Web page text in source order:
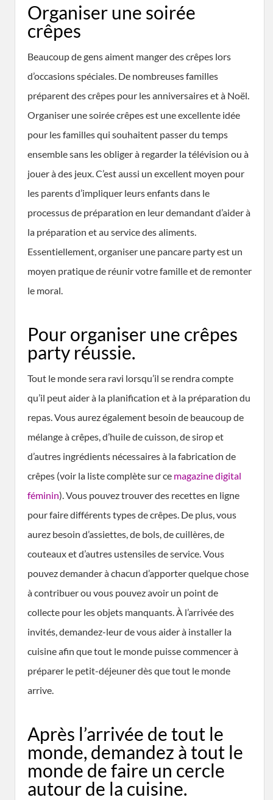
Organiser une soirée
crêpes
Beaucoup de gens aiment manger des crêpes lors
d’occasions spéciales. De nombreuses familles
préparent des crêpes pour les anniversaires et à Noël.
Organiser une soirée crêpes est une excellente idée
pour les familles qui souhaitent passer du temps
ensemble sans les obliger à regarder la télévision ou à
jouer à des jeux. C’est aussi un excellent moyen pour
les parents d’impliquer leurs enfants dans le
processus de préparation en leur demandant d’aider à
la préparation et au service des aliments.
Essentiellement, organiser une pancare party est un
moyen pratique de réunir votre famille et de remonter
le moral.
Pour organiser une crêpes
party réussie.
Tout le monde sera ravi lorsqu’il se rendra compte
qu’il peut aider à la planification et à la préparation du
repas. Vous aurez également besoin de beaucoup de
mélange à crêpes, d’huile de cuisson, de sirop et
d’autres ingrédients nécessaires à la fabrication de
crêpes (voir la liste complète sur ce magazine digital
féminin). Vous pouvez trouver des recettes en ligne
pour faire différents types de crêpes. De plus, vous
aurez besoin d’assiettes, de bols, de cuillères, de
couteaux et d’autres ustensiles de service. Vous
pouvez demander à chacun d’apporter quelque chose
à contribuer ou vous pouvez avoir un point de
collecte pour les objets manquants. À l’arrivée des
invités, demandez-leur de vous aider à installer la
cuisine afin que tout le monde puisse commencer à
préparer le petit-déjeuner dès que tout le monde
arrive.
Après l’arrivée de tout le
monde, demandez à tout le
monde de faire un cercle
autour de la cuisine.